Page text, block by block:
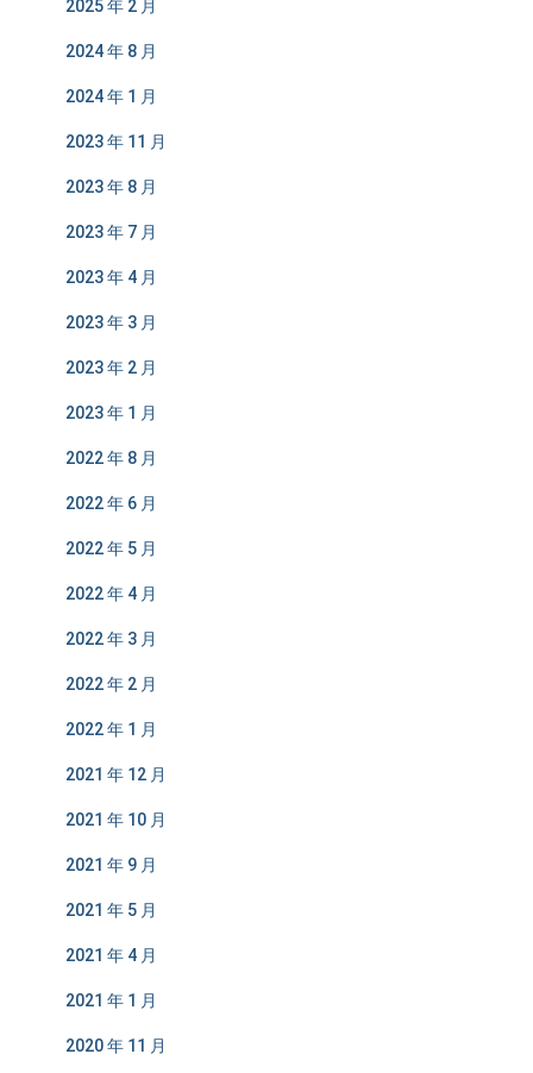
2025 年 2 月
2024 年 8 月
2024 年 1 月
2023 年 11 月
2023 年 8 月
2023 年 7 月
2023 年 4 月
2023 年 3 月
2023 年 2 月
2023 年 1 月
2022 年 8 月
2022 年 6 月
2022 年 5 月
2022 年 4 月
2022 年 3 月
2022 年 2 月
2022 年 1 月
2021 年 12 月
2021 年 10 月
2021 年 9 月
2021 年 5 月
2021 年 4 月
2021 年 1 月
2020 年 11 月